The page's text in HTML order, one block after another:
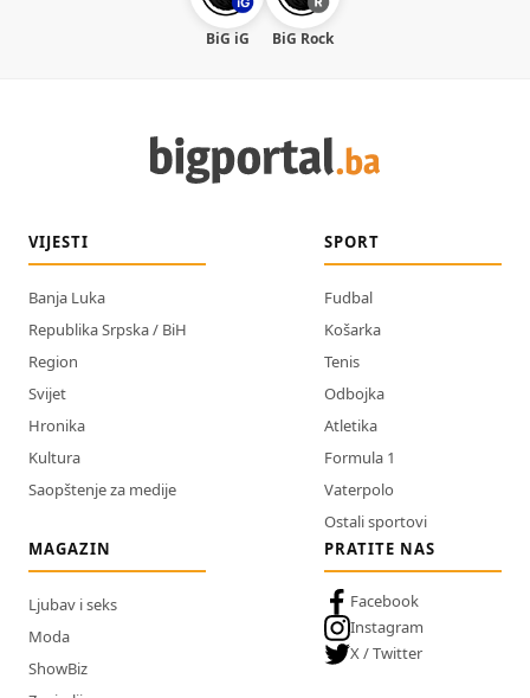
BiG iG BiG Rock
VIJESTI
Banja Luka
Republika Srpska / BiH
Region
Svijet
Hronika
Kultura
Saopštenje za medije
SPORT
Fudbal
Košarka
Tenis
Odbojka
Atletika
Formula 1
Vaterpolo
Ostali sportovi
MAGAZIN
Ljubav i seks
Moda
ShowBiz
PRATITE NAS
Facebook
Instagram
X / Twitter